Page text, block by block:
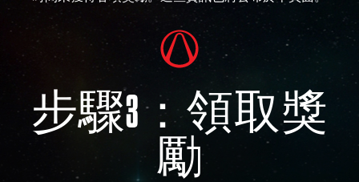
步驟3：領取獎
勵